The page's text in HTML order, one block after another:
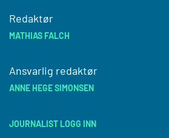
Redaktør
MATHIAS FALCH
Ansvarlig redaktør
ANNE HEGE SIMONSEN
JOURNALIST LOGG INN